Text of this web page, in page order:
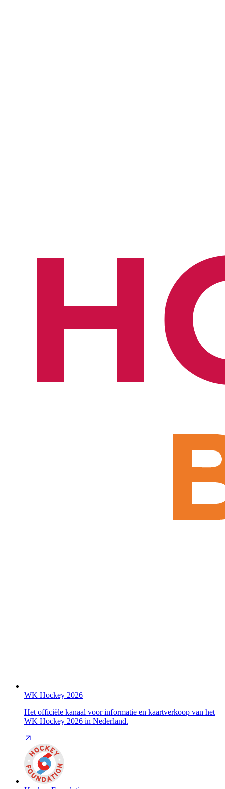
WK Hockey 2026
Het officiële kanaal voor informatie en kaartverkoop van het
WK Hockey 2026 in Nederland.